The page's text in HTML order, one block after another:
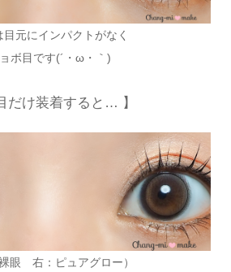
目元にインパクトがなく
ボ目です(´・ω・｀)
だけ装着すると… 】
裸眼 右：ピュアグロー）